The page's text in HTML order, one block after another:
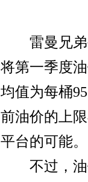
雷曼兄弟
将第一季度
均值为每桶
前油价的上
平台的可能。
不过，油